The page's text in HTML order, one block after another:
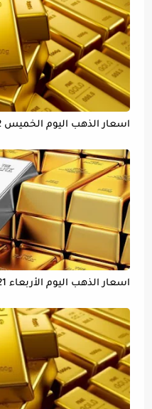
اسعار الذهب اليوم الخميس 22 أغسطس 2019
اسعار الذهب اليوم الأربعاء 21 أغسطس 2019